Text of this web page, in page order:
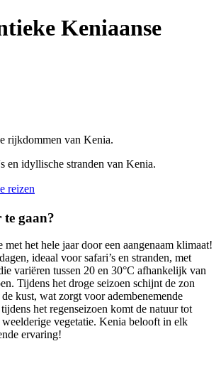
Keniaanse
rijkdommen van Kenia.
en idyllische stranden van Kenia.
reizen
gaan?
het hele jaar door een aangenaam klimaat!
ideaal voor safari’s en stranden, met
variëren tussen 20 en 30°C afhankelijk van
Tijdens het droge seizoen schijnt de zon
kust, wat zorgt voor adembenemende
het regenseizoen komt de natuur tot
vegetatie. Kenia belooft in elk
ervaring!